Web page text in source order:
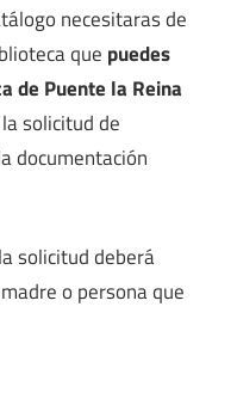
necesitaras de
que puedes
de Puente la Reina
solicitud de
documentación
solicitud deberá
o persona que